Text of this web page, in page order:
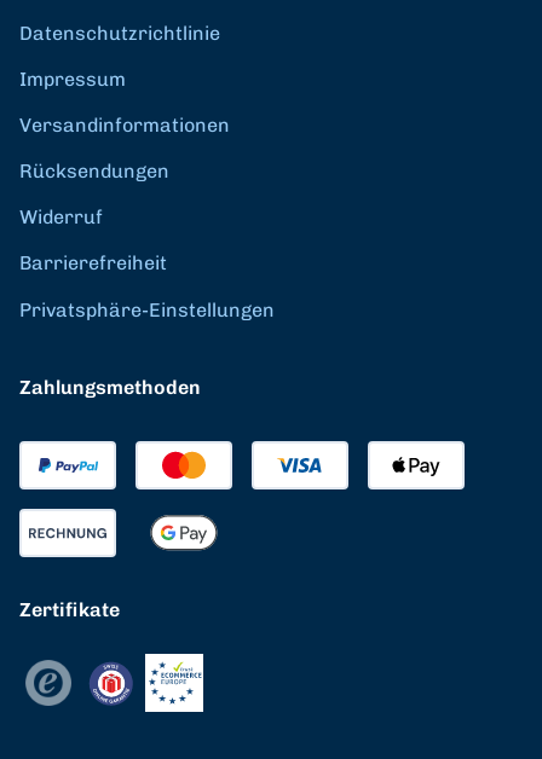
Datenschutzrichtlinie
Impressum
Versandinformationen
Rücksendungen
Widerruf
Barrierefreiheit
Privatsphäre-Einstellungen
Zahlungsmethoden
Zertifikate